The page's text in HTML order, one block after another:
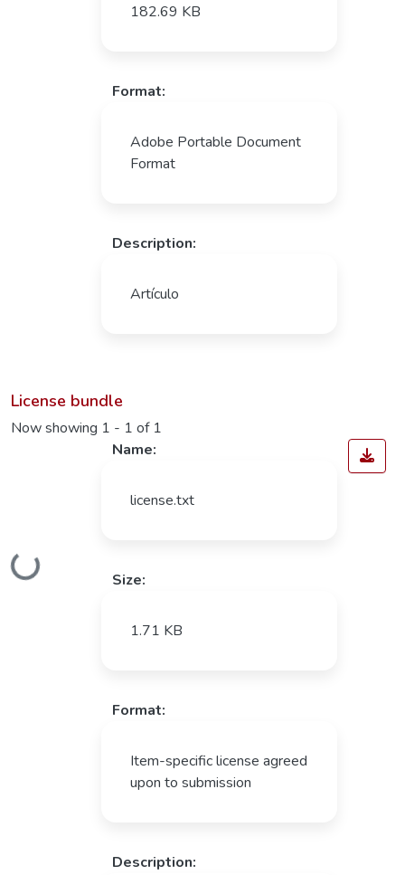
182.69 KB
Format:
Adobe Portable Document
Format
Description:
Artículo
License bundle
Now showing 1 - 1 of 1
Loading...
Name:
license.txt
Size:
1.71 KB
Format:
Item-specific license agreed
upon to submission
Description: